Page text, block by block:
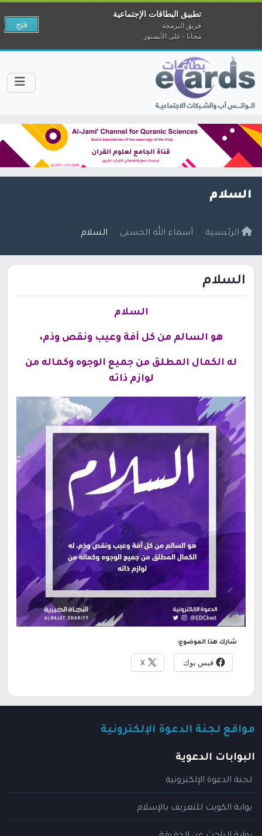
السلام
الرئيسية أسماء الله الحسنى السلام
السلام
السلام
هو السالم من كل آفة وعيب ونقص وذم،
له الكمال المطلق من جميع الوجوه وكماله من
لوازم ذاته
شارك هذا الموضوع:
فيس بوك X
مواقع لجنة الدعوة الإلكترونية
البوابات الدعوية
لجنة الدعوة الإلكترونية
بوابة الكويت للتعريف بالإسلام
تطبيق البطاقات الإجتماعية
فريق البرمجة
مجانا - على الآبستور
فتح